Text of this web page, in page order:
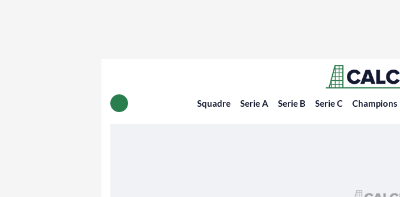
Squadre Serie A Serie B Serie C Champions